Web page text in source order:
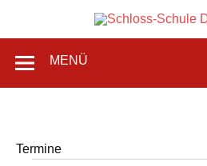
Grundschule in Karlsruhe-Durlach
MENÜ
Termine